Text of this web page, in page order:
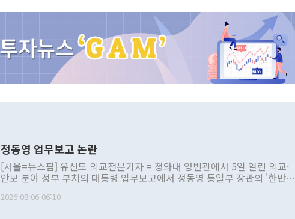
정동영 업무보고 논란
[서울=뉴스핌] 유신모 외교전문기자 = 청와대 영빈관에서 5일 열린 외교·
안보 분야 정부 부처의 대통령 업무보고에서 정동영 통일부 장관의 '한반도
발언 중에는 정부 내 조율을 거치지 않은 사안을 정책으로 추진하겠다고 공
2026-08-06 06:10